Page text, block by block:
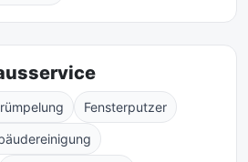
Fensterputzer